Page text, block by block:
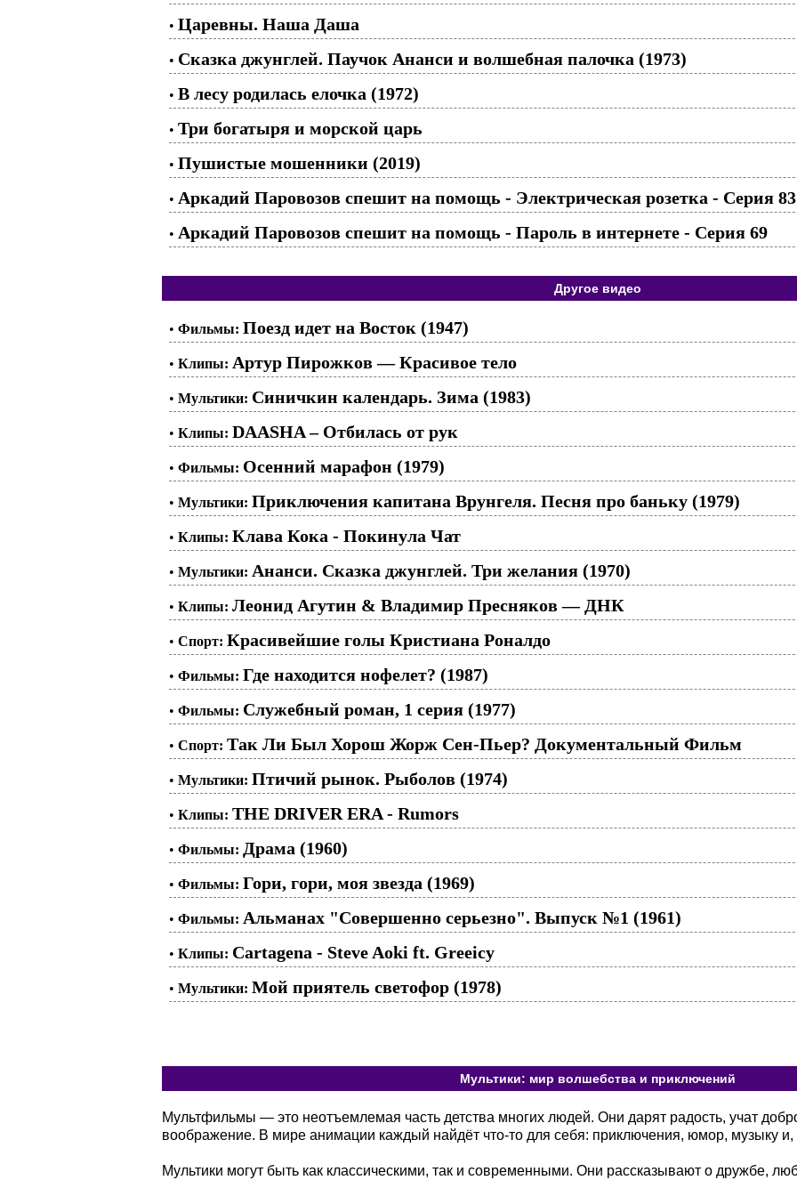
• Царевны. Наша Даша
• Сказка джунглей. Паучок Ананси и волшебная палочка (1973)
• В лесу родилась елочка (1972)
• Три богатыря и морской царь
• Пушистые мошенники (2019)
• Аркадий Паровозов спешит на помощь - Электрическая розетка - Серия 83
• Аркадий Паровозов спешит на помощь - Пароль в интернете - Серия 69
Другое видео
• Фильмы: Поезд идет на Восток (1947)
• Клипы: Артур Пирожков — Красивое тело
• Мультики: Синичкин календарь. Зима (1983)
• Клипы: DAASHA – Отбилась от рук
• Фильмы: Осенний марафон (1979)
• Мультики: Приключения капитана Врунгеля. Песня про баньку (1979)
• Клипы: Клава Кока - Покинула Чат
• Мультики: Ананси. Сказка джунглей. Три желания (1970)
• Клипы: Леонид Агутин & Владимир Пресняков — ДНК
• Спорт: Красивейшие голы Кристиана Роналдо
• Фильмы: Где находится нофелет? (1987)
• Фильмы: Служебный роман, 1 серия (1977)
• Спорт: Так Ли Был Хорош Жорж Сен-Пьер? Документальный Фильм
• Мультики: Птичий рынок. Рыболов (1974)
• Клипы: THE DRIVER ERA - Rumors
• Фильмы: Драма (1960)
• Фильмы: Гори, гори, моя звезда (1969)
• Фильмы: Альманах "Совершенно серьезно". Выпуск №1 (1961)
• Клипы: Cartagena - Steve Aoki ft. Greeicy
• Мультики: Мой приятель светофор (1978)
Мультики: мир волшебства и приключений
Мультфильмы — это неотъемлемая часть детства многих людей. Они дарят радость, учат
воображение. В мире анимации каждый найдёт что-то для себя: приключения, юмор, музыку и,
Мультики могут быть как классическими, так и современными. Они рассказывают о дружбе,